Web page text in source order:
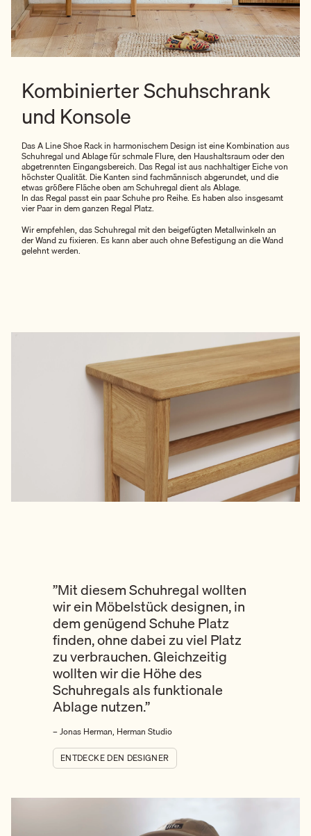
Kombinierter Schuhschrank
und Konsole
Das A Line Shoe Rack in harmonischem Design ist eine Kombination aus
Schuhregal und Ablage für schmale Flure, den Haushaltsraum oder den
abgetrennten Eingangsbereich. Das Regal ist aus nachhaltiger Eiche von
höchster Qualität. Die Kanten sind fachmännisch abgerundet, und die
etwas größere Fläche oben am Schuhregal dient als Ablage.
In das Regal passt ein paar Schuhe pro Reihe. Es haben also insgesamt
vier Paar in dem ganzen Regal Platz.
Wir empfehlen, das Schuhregal mit den beigefügten Metallwinkeln an
der Wand zu fixieren. Es kann aber auch ohne Befestigung an die Wand
gelehnt werden.
”Mit diesem Schuhregal wollten
wir ein Möbelstück designen, in
dem genügend Schuhe Platz
finden, ohne dabei zu viel Platz
zu verbrauchen. Gleichzeitig
wollten wir die Höhe des
Schuhregals als funktionale
Ablage nutzen.”
– Jonas Herman, Herman Studio
ENTDECKE DEN DESIGNER